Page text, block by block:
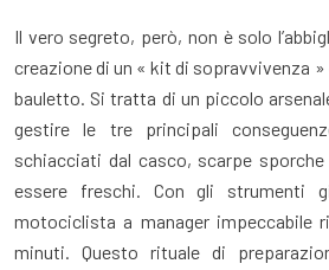
Il vero segreto, però, non è solo
creazione di un « kit di sopravvivenza
bauletto. Si tratta di un piccolo
gestire le tre principali
schiacciati dal casco, scarpe
essere freschi. Con gli strumenti
motociclista a manager impeccabile
minuti. Questo rituale di